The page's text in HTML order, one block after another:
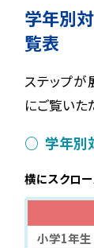
学年別
覧表
ステップ
にご覧いた
学年別
横にスクロー
小学1年生